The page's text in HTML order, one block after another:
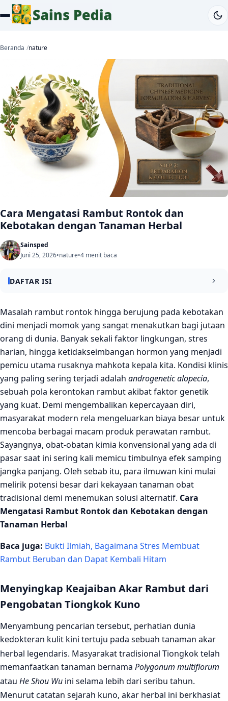
Beranda nature
Cara Mengatasi Rambut Rontok dan
Kebotakan dengan Tanaman Herbal
Sainsped
Juni 25, 2026•nature•4 menit baca
DAFTAR ISI
Menyingkap Keajaiban Akar Rambut dari Pengobatan
Detail Metodologi Evaluasi Sains Modern
Karakteristik dan Ciri Multi-Jalur He Shou Wu
Peringatan Keamanan dan Efek Samping Hati
Kesimpulan Penelitian
Masalah rambut rontok hingga berujung pada kebotakan
dini menjadi momok yang sangat menakutkan bagi jutaan
orang di dunia. Banyak sekali faktor lingkungan, stres
harian, hingga ketidakseimbangan hormon yang menjadi
pemicu utama rusaknya mahkota kepala kita. Kondisi klinis
yang paling sering terjadi adalah androgenetic alopecia,
sebuah pola kerontokan rambut akibat faktor genetik
yang kuat. Demi mengembalikan kepercayaan diri,
masyarakat modern rela mengeluarkan biaya besar untuk
mencoba berbagai macam produk perawatan rambut.
Sayangnya, obat-obatan kimia konvensional yang ada di
pasar saat ini sering kali memicu timbulnya efek samping
jangka panjang. Oleh sebab itu, para ilmuwan kini mulai
melirik potensi besar dari kekayaan tanaman obat
tradisional demi menemukan solusi alternatif. Cara
Mengatasi Rambut Rontok dan Kebotakan dengan
Tanaman Herbal
Baca juga: Bukti Ilmiah, Bagaimana Stres Membuat
Rambut Beruban dan Dapat Kembali Hitam
Menyingkap Keajaiban Akar Rambut dari
Pengobatan Tiongkok Kuno
Menyambung pencarian tersebut, perhatian dunia
kedokteran kulit kini tertuju pada sebuah tanaman akar
herbal legendaris. Masyarakat tradisional Tiongkok telah
memanfaatkan tanaman bernama Polygonum multiflorum
atau He Shou Wu ini selama lebih dari seribu tahun.
Menurut catatan sejarah kuno, akar herbal ini berkhasiat